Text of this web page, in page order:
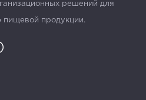
решений для
пищевой продукции.